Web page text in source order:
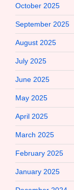
October 2025
September 2025
August 2025
July 2025
June 2025
May 2025
April 2025
March 2025
February 2025
January 2025